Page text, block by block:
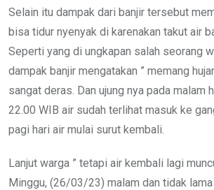
Selain itu dampak dari banjir tersebut
bisa tidur nyenyak di karenakan takut air
Seperti yang di ungkapan salah seorang
dampak banjir mengatakan ” memang
sangat deras. Dan ujung nya pada malam
22.00 WIB air sudah terlihat masuk ke
pagi hari air mulai surut kembali.
Lanjut warga ” tetapi air kembali lagi
Minggu, (26/03/23) malam dan tidak